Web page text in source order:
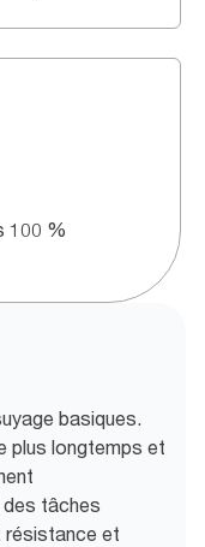
100 %
basiques.
plus longtemps et
des tâches
résistance et